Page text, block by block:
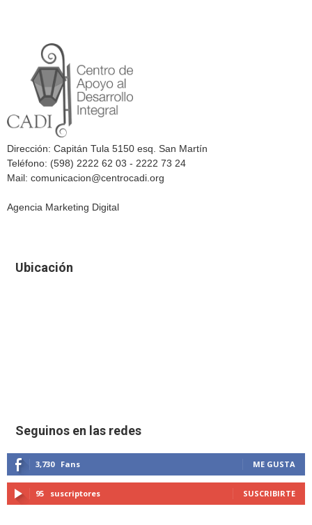
Dirección: Capitán Tula 5150 esq. San Martín
Teléfono: (598) 2222 62 03 - 2222 73 24
Mail: comunicacion@centrocadi.org
Agencia Marketing Digital
Ubicación
Seguinos en las redes
3,730 Fans ME GUSTA
95 suscriptores SUSCRIBIRTE